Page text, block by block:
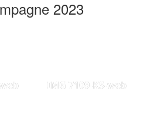
2023
IMG 7109-KS-web